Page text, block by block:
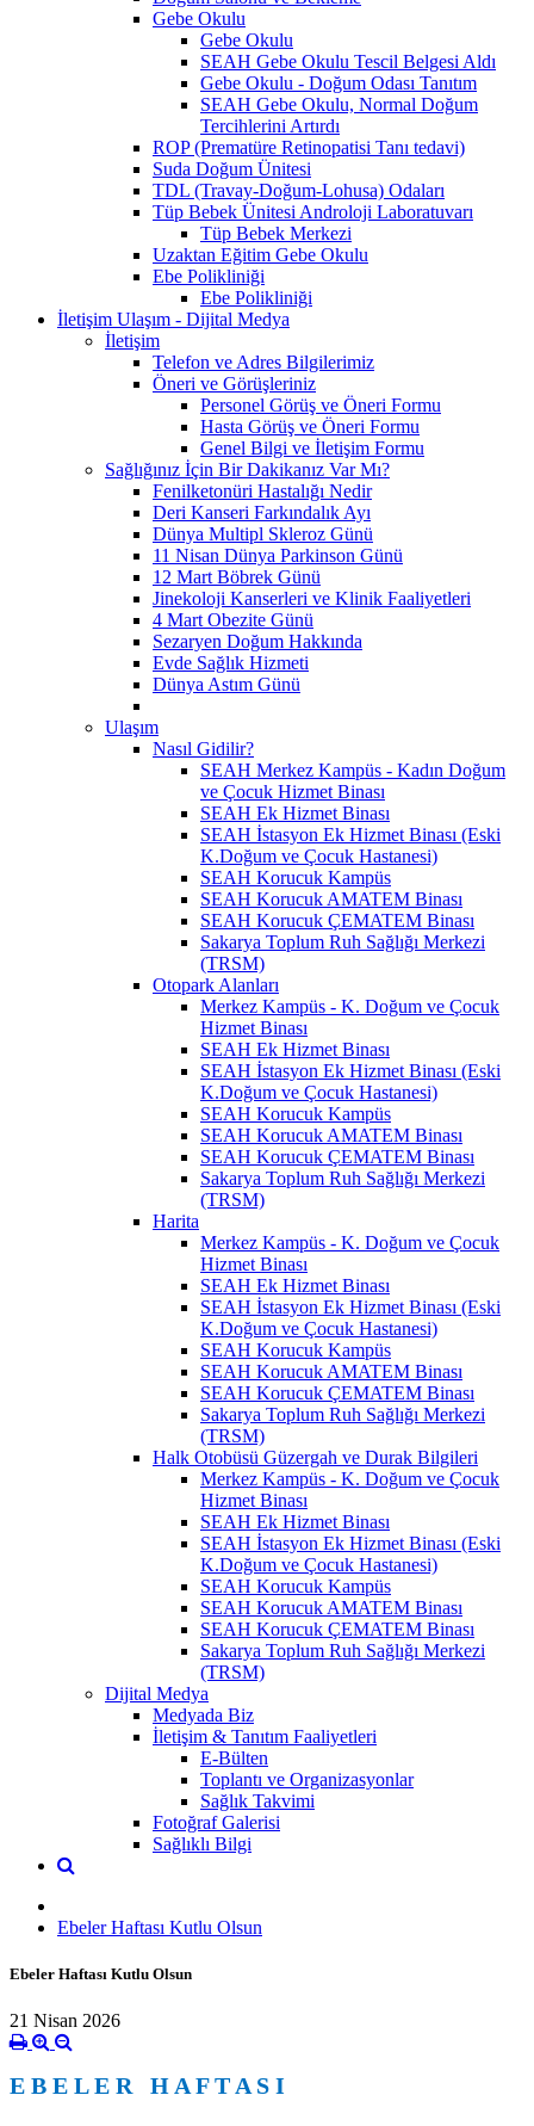
Gebe Okulu
Gebe Okulu
SEAH Gebe Okulu Tescil Belgesi Aldı
Gebe Okulu - Doğum Odası Tanıtım
SEAH Gebe Okulu, Normal Doğum
Tercihlerini Artırdı
ROP (Prematüre Retinopatisi Tanı tedavi)
Suda Doğum Ünitesi
TDL (Travay-Doğum-Lohusa) Odaları
Tüp Bebek Ünitesi Androloji Laboratuvarı
Tüp Bebek Merkezi
Uzaktan Eğitim Gebe Okulu
Ebe Polikliniği
Ebe Polikliniği
İletişim Ulaşım - Dijital Medya
İletişim
Telefon ve Adres Bilgilerimiz
Öneri ve Görüşleriniz
Personel Görüş ve Öneri Formu
Hasta Görüş ve Öneri Formu
Genel Bilgi ve İletişim Formu
Sağlığınız İçin Bir Dakikanız Var Mı?
Fenilketonüri Hastalığı Nedir
Deri Kanseri Farkındalık Ayı
Dünya Multipl Skleroz Günü
11 Nisan Dünya Parkinson Günü
12 Mart Böbrek Günü
Jinekoloji Kanserleri ve Klinik Faaliyetleri
4 Mart Obezite Günü
Sezaryen Doğum Hakkında
Evde Sağlık Hizmeti
Dünya Astım Günü
Ulaşım
Nasıl Gidilir?
SEAH Merkez Kampüs - Kadın Doğum
ve Çocuk Hizmet Binası
SEAH Ek Hizmet Binası
SEAH İstasyon Ek Hizmet Binası (Eski
K.Doğum ve Çocuk Hastanesi)
SEAH Korucuk Kampüs
SEAH Korucuk AMATEM Binası
SEAH Korucuk ÇEMATEM Binası
Sakarya Toplum Ruh Sağlığı Merkezi
(TRSM)
Otopark Alanları
Merkez Kampüs - K. Doğum ve Çocuk
Hizmet Binası
SEAH Ek Hizmet Binası
SEAH İstasyon Ek Hizmet Binası (Eski
K.Doğum ve Çocuk Hastanesi)
SEAH Korucuk Kampüs
SEAH Korucuk AMATEM Binası
SEAH Korucuk ÇEMATEM Binası
Sakarya Toplum Ruh Sağlığı Merkezi
(TRSM)
Harita
Merkez Kampüs - K. Doğum ve Çocuk
Hizmet Binası
SEAH Ek Hizmet Binası
SEAH İstasyon Ek Hizmet Binası (Eski
K.Doğum ve Çocuk Hastanesi)
SEAH Korucuk Kampüs
SEAH Korucuk AMATEM Binası
SEAH Korucuk ÇEMATEM Binası
Sakarya Toplum Ruh Sağlığı Merkezi
(TRSM)
Halk Otobüsü Güzergah ve Durak Bilgileri
Merkez Kampüs - K. Doğum ve Çocuk
Hizmet Binası
SEAH Ek Hizmet Binası
SEAH İstasyon Ek Hizmet Binası (Eski
K.Doğum ve Çocuk Hastanesi)
SEAH Korucuk Kampüs
SEAH Korucuk AMATEM Binası
SEAH Korucuk ÇEMATEM Binası
Sakarya Toplum Ruh Sağlığı Merkezi
(TRSM)
Dijital Medya
Medyada Biz
İletişim & Tanıtım Faaliyetleri
E-Bülten
Toplantı ve Organizasyonlar
Sağlık Takvimi
Fotoğraf Galerisi
Sağlıklı Bilgi
Ebeler Haftası Kutlu Olsun
Ebeler Haftası Kutlu Olsun
21 Nisan 2026
E B E L E R H A F T A S I